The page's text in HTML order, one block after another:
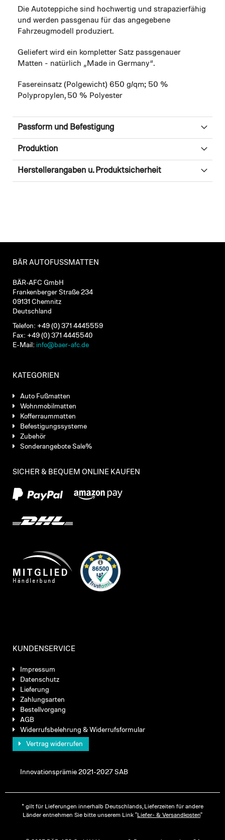
Die Autoteppiche sind hochwertig und strapazierfähig
und werden passgenau für das angegebene
Fahrzeugmodell produziert.
Geliefert wird ein kompletter Satz passgenauer
Matten - natürlich „Made in Germany“.
Fasereinsatz (Polgewicht) 650 g/qm; 50 %
Polypropylen, 50 % Polyester
Passform und Befestigung
Produktion
Herstellerangaben u. Produktsicherheit
BÄR AUTOFUSSMATTEN
BÄR-AFC GmbH
Frankenberger Straße 234
09131 Chemnitz
Deutschland
Telefon: +49 (0) 371 4445559
Fax: +49 (0) 371 4445540
E-Mail: info@baer-afc.de
KATEGORIEN
Auto Fußmatten
Wohnmobilmatten
Kofferraummatten
Befestigungssysteme
Zubehör
Sonderangebote Sale%
SICHER & BEQUEM ONLINE KAUFEN
KUNDENSERVICE
Impressum
Datenschutz
Lieferung
Zahlungsarten
Bestellvorgang
AGB
Widerrufsbelehrung & Widerrufsformular
Vertrag widerrufen
Innovationsprämie 2021-2027 SAB
* gilt für Lieferungen innerhalb Deutschlands, Lieferzeiten für andere
Länder entnehmen Sie bitte unserem Link "Liefer- & Versandkosten"